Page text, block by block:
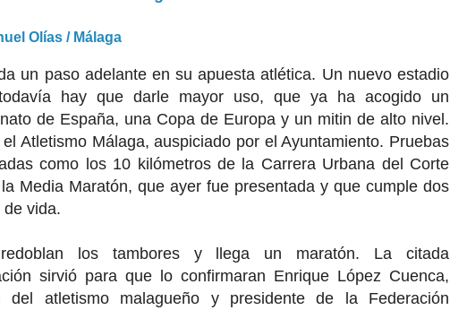
Olías / Málaga
un paso adelante en su apuesta atlética. Un nuevo estadio
hay que darle mayor uso, que ya ha acogido un
de España, una Copa de Europa y un mitin de alto nivel.
Atletismo Málaga, auspiciado por el Ayuntamiento. Pruebas
como los 10 kilómetros de la Carrera Urbana del Corte
Media Maratón, que ayer fue presentada y que cumple dos
vida.
los tambores y llega un maratón. La citada
sirvió para que lo confirmaran Enrique López Cuenca,
del atletismo malagueño y presidente de la Federación